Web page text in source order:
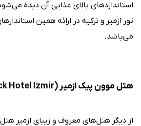
استانداردهای بالای غذایی آن دیده
تور ازمیر و ترکیه در ارائه همین
می‌باشد.
هتل موون پیک ازمیر (Movenpick Hotel Izmir)
از دیگر هتل‌های معروف و زیبای ازمیر